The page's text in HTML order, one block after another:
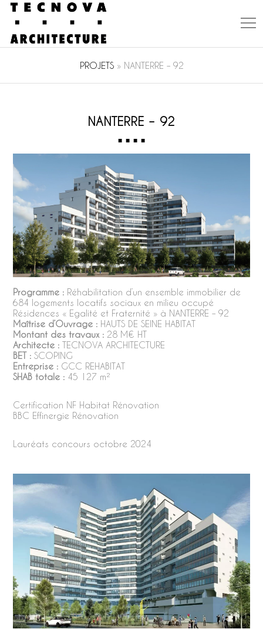
PROJETS» NANTERRE – 92
NANTERRE – 92
Programme : Réhabilitation d’un ensemble immobilier de
684 logements locatifs sociaux en milieu occupé
Résidences « Egalité et Fraternité » à NANTERRE – 92
Maîtrise d’Ouvrage : HAUTS DE SEINE HABITAT
Montant des travaux : 28 M€ HT
Architecte : TECNOVA ARCHITECTURE
BET : SCOPING
Entreprise : GCC REHABITAT
SHAB totale : 45 127 m²
Certification NF Habitat Rénovation
BBC Effinergie Rénovation
Lauréats concours octobre 2024